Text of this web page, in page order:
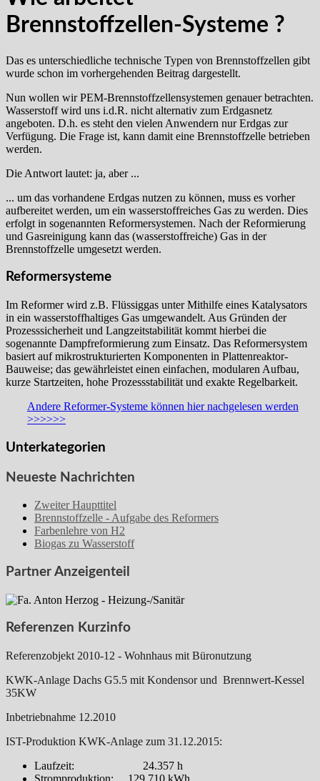
Brennstoffzellen-Systeme ?
Das es unterschiedliche technische Typen von Brennstoffzellen gibt
wurde schon im vorhergehenden Beitrag dargestellt.
Nun wollen wir PEM-Brennstoffzellensystemen genauer betrachten.
Wasserstoff wird uns i.d.R. nicht alternativ zum Erdgasnetz
angeboten. D.h. es steht den vielen Anwendern nur Erdgas zur
Verfügung. Die Frage ist, kann damit eine Brennstoffzelle betrieben
werden.
Die Antwort lautet: ja, aber ...
... um das vorhandene Erdgas nutzen zu können, muss es vorher
aufbereitet werden, um ein wasserstoffreiches Gas zu werden. Dies
erfolgt in sogenannten Reformersystemen. Nach der Reformierung
und Gasreinigung kann das (wasserstoffreiche) Gas in der
Brennstoffzelle umgesetzt werden.
Reformersysteme
Im Reformer wird z.B. Flüssiggas unter Mithilfe eines Katalysators
in ein wasserstoffhaltiges Gas umgewandelt. Aus Gründen der
Prozesssicherheit und Langzeitstabilität kommt hierbei die
sogenannte Dampfreformierung zum Einsatz. Das Reformersystem
basiert auf mikrostrukturierten Komponenten in Plattenreaktor-
Bauweise; das gewährleistet einen einfachen, modularen Aufbau,
kurze Startzeiten, hohe Prozessstabilität und exakte Regelbarkeit.
Andere Reformer-Systeme können hier nachgelesen werden
>>>>>>
Unterkategorien
Neueste Nachrichten
Zweiter Haupttitel
Brennstoffzelle - Aufgabe des Reformers
Farbenlehre von H2
Biogas zu Wasserstoff
Partner Anzeigenteil
Referenzen Kurzinfo
Referenzobjekt 2010-12 - Wohnhaus mit Büronutzung
KWK-Anlage Dachs G5.5 mit Kondensor und Brennwert-Kessel
35KW
Inbetriebnahme 12.2010
IST-Produktion KWK-Anlage zum 31.12.2015:
Laufzeit: 24.357 h